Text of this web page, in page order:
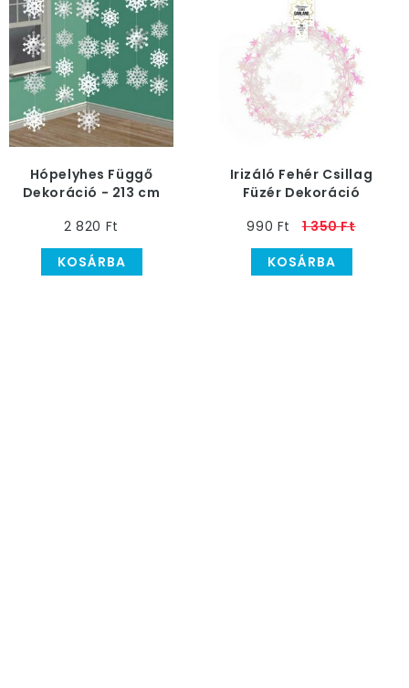
Hópelyhes Függő
Dekoráció - 213 cm
2 820 Ft
KOSÁRBA
Irizáló Fehér Csillag
Füzér Dekoráció
990 Ft
1 350 Ft
KOSÁRBA